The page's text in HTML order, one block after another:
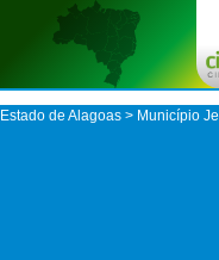
Estado de Alagoas > Município